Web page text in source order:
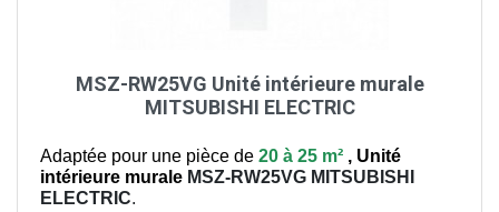
MSZ-RW25VG Unité intérieure murale
MITSUBISHI ELECTRIC
Adaptée pour une pièce de 20 à 25 m² , Unité
intérieure murale MSZ-RW25VG MITSUBISHI
ELECTRIC.